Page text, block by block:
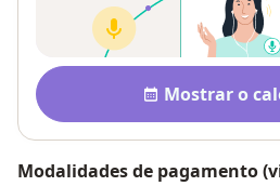
Disponibilidade
Mostrar o
Modalidades de pagamento